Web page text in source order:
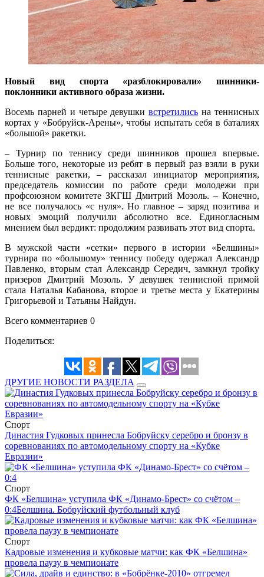
Новый вид спорта «разблокировали» шинники-
поклонники активного образа жизни.
Восемь парней и четыре девушкивстретились на теннисных
кортах у «Бобруйск-Арены», чтобы испытать себя в баталиях
«большой» ракетки.
– Турнир по теннису среди шинников прошел впервые.
Больше того, некоторые из ребят в первый раз взяли в руки
теннисные ракетки, – рассказал инициатор мероприятия,
председатель комиссии по работе среди молодежи при
профсоюз­ном комитете ЗКГШ Дмитрий Мозоль. – Конечно,
не все получалось «с нуля». Но главное – заряд позитива и
новых эмоций получили абсолютно все. Единогласным
мнением был вердикт: продолжим развивать этот вид спорта.
В мужской части «сетки» первого в истории «Белшины»
турнира по «большому» теннису победу одержал Александр
Павленко, вторым стал Александр Середич, замкнул тройку
призеров Дмитрий Мозоль. У девушек теннисной примой
стала Наталья Кабанова, второе и третье места у Екатерины
Григорьевой и Татьяны Найдун.
Всего комментариев 0
Поделиться:
ДРУГИЕ НОВОСТИ РАЗДЕЛА
Спорт
Династия Гудковых принесла Бобруйску серебро и бронзу в
соревнованиях по автомодельному спорту на «Кубке
Евразии»
Спорт
ФК «Белшина» уступила ФК «Динамо-Брест» со счётом –
0:4Белшина. Бобруйский футбольный клуб
Спорт
Кадровые изменения и кубковые матчи: как ФК «Белшина»
провела паузу в чемпионате